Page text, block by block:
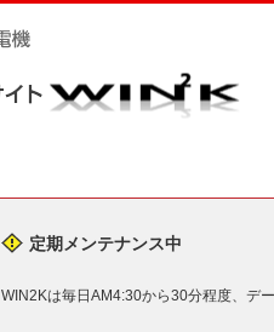
定期メンテナンス中
WIN2Kは毎日AM4:30から30分程度、デ